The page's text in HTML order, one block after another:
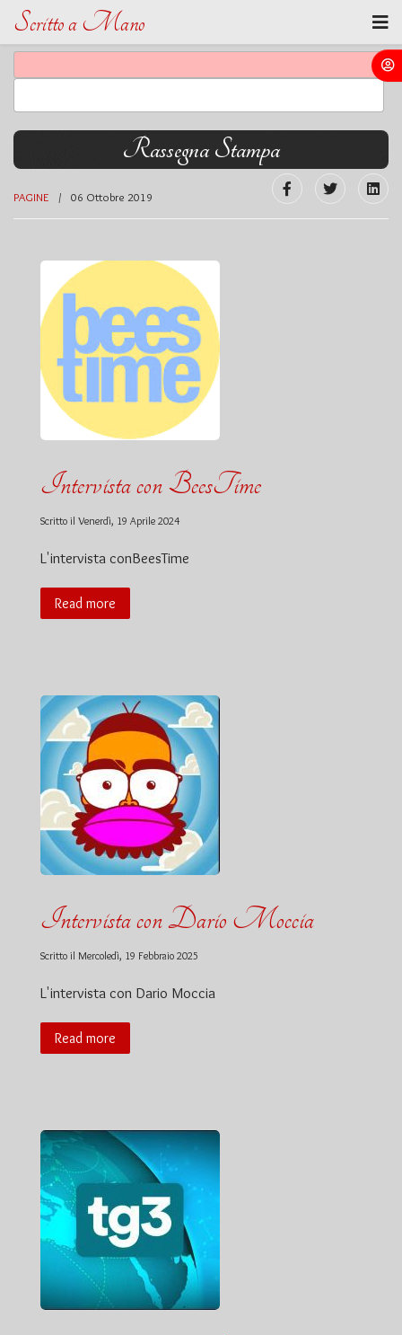
Scritto a Mano
Rassegna Stampa
PAGINE 06 Ottobre 2019
Intervista con BeesTime
Scritto il Venerdì, 19 Aprile 2024
L'intervista conBeesTime
Read more
Intervista con Dario Moccia
Scritto il Mercoledì, 19 Febbraio 2025
L'intervista con Dario Moccia
Read more